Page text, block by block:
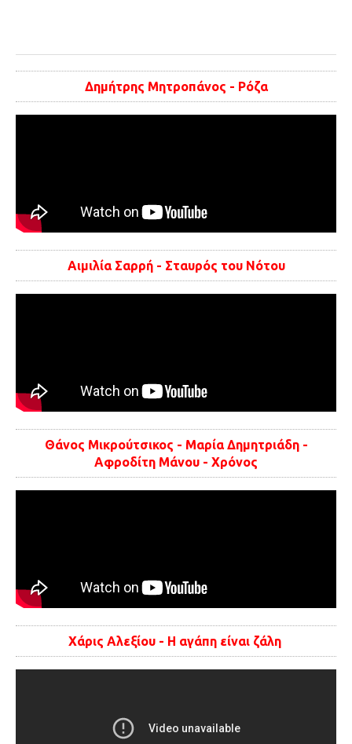
Δημήτρης Μητροπάνος - Ρόζα
Αιμιλία Σαρρή - Σταυρός του Νότου
Θάνος Μικρούτσικος - Μαρία Δημητριάδη -
Αφροδίτη Μάνου - Χρόνος
Χάρις Αλεξίου - Η αγάπη είναι ζάλη